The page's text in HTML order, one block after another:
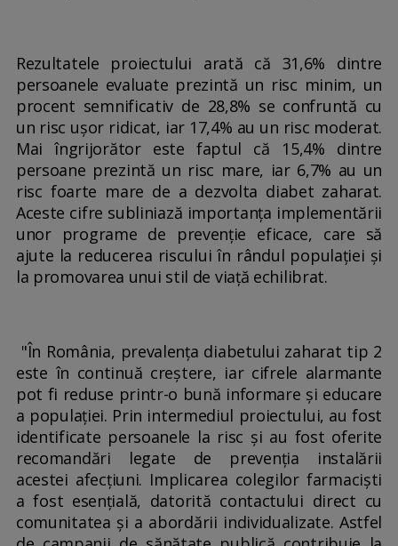
Rezultatele proiectului arată că 31,6% dintre
persoanele evaluate prezintă un risc minim, un
procent semnificativ de 28,8% se confruntă cu
un risc ușor ridicat, iar 17,4% au un risc moderat.
Mai îngrijorător este faptul că 15,4% dintre
persoane prezintă un risc mare, iar 6,7% au un
risc foarte mare de a dezvolta diabet zaharat.
Aceste cifre subliniază importanța implementării
unor programe de prevenție eficace, care să
ajute la reducerea riscului în rândul populației și
la promovarea unui stil de viață echilibrat.
"În România, prevalența diabetului zaharat tip 2
este în continuă creștere, iar cifrele alarmante
pot fi reduse printr-o bună informare și educare
a populației. Prin intermediul proiectului, au fost
identificate persoanele la risc și au fost oferite
recomandări legate de prevenția instalării
acestei afecțiuni. Implicarea colegilor farmaciști
a fost esențială, datorită contactului direct cu
comunitatea și a abordării individualizate. Astfel